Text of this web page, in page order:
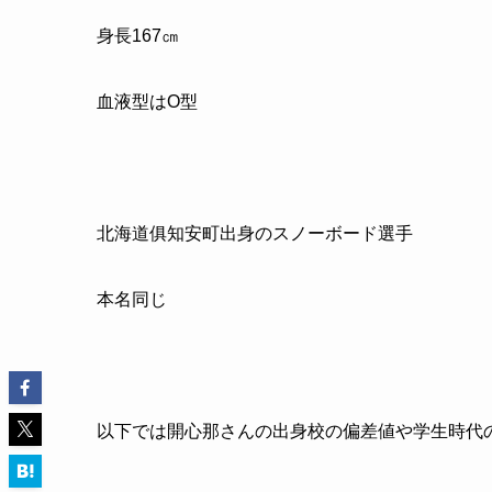
身長167㎝
血液型はO型
北海道俱知安町出身のスノーボード選手
本名同じ
以下では開心那さんの出身校の偏差値や学生時